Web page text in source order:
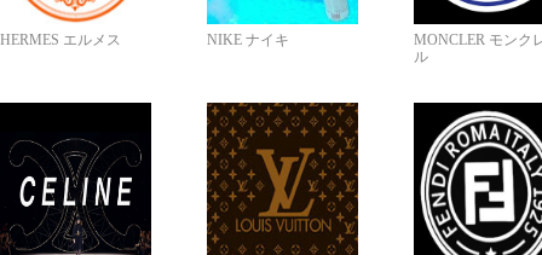
HERMES エルメス NIKE ナイキ
MONCLER モンク
ル